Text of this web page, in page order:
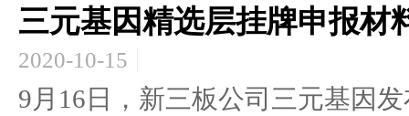
三元基因精选层挂牌申报材
2020-10-15
9月16日，新三板公司三元基因